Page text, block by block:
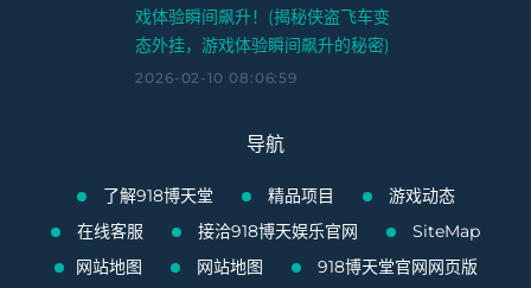
戏体验瞬间飙升！(揭秘侠盗飞车变
态外挂，游戏体验瞬间飙升的秘密)
2026-02-10 08:06:59
导航
了解918博天堂 精品项目
游戏动态
在线客服
接洽918博天娱乐官网
SiteMap
网站地图
网站地图 918博天堂官网网页版